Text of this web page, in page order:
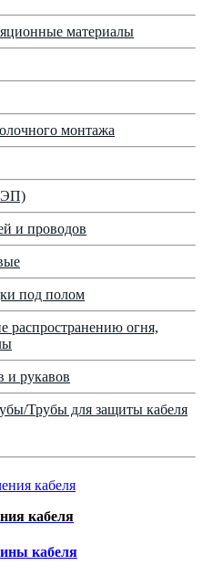
материалы
монтажа
и проводов
под полом
распространению огня,
и рукавов
Трубы для защиты кабеля
кабеля